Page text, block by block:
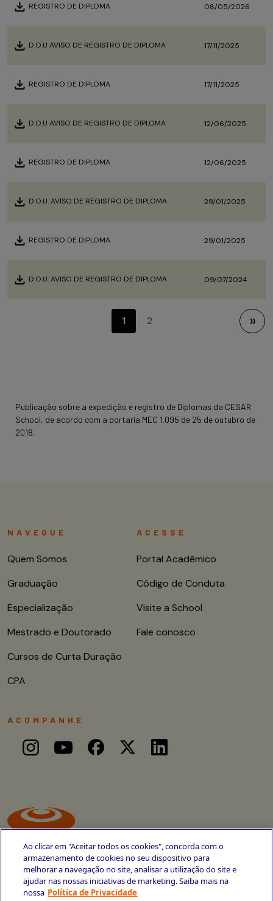
REGISTRO DE DIPLOMA 08/05/2026
D.O.U AVISO DE REGISTRO DE DIPLOMA 17/11/2025
REGISTRO DE DIPLOMA 17/11/2025
D.O.U AVISO DE REGISTRO DE DIPLOMA 12/06/2025
REGISTRO DE DIPLOMA 12/06/2025
D.O.U. AVISO DE REGISTRO DE DIPLOMA 29/01/2025
REGISTRO DE DIPLOMA 29/01/2025
D.O.U. AVISO DE REGISTRO DE DIPLOMA 09/07/2024
1 2
Próximo
»
Publicação sobre a expedição e registro de Diplomas da CESAR
School, de acordo com a portaria MEC 1.095 de 25 de outubro de
2018.
Avenida Cais do Apolo, 77
NAVEGUE
Quem Somos
Graduação
Especialização
Mestrado e Doutorado
Cursos de Curta Duração
CPA
ACESSE
Portal Acadêmico
Código de Conduta
Visite a School
Fale conosco
ACOMPANHE
Ao clicar em "Aceitar todos os cookies", concorda com o
armazenamento de cookies no seu dispositivo para
melhorar a navegação no site, analisar a utilização do site e
ajudar nas nossas iniciativas de marketing. Saiba mais na
nossa Política de Privacidade